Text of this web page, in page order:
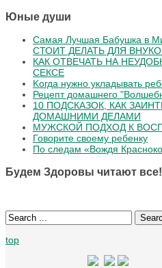
Юные души
Самая Лучшая Бабушка в
СТОИТ ДЕЛАТЬ ДЛЯ
КАК ОТВЕЧАТЬ НА
СЕКСЕ
Koгдa нужнo уклaдывaть
Рецепт домашнего
10 ПОДСКАЗОК, КАК
ДОМАШНИМИ ДЕЛАМИ
МУЖСКОЙ ПОДХОД К
Говорите своему ребенку
По следам «Вождя
Будем Здоровы читают
top